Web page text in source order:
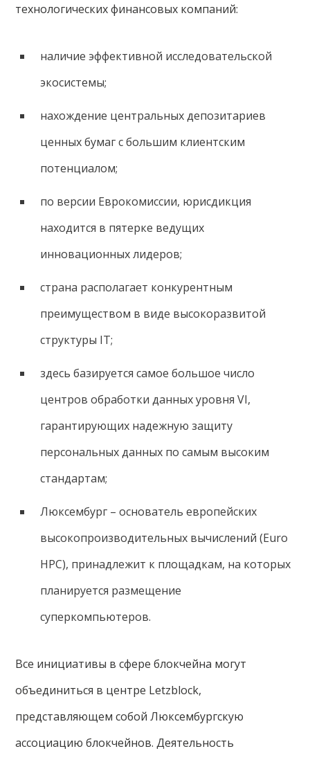
технологических финансовых компаний:
наличие эффективной исследовательской
экосистемы;
нахождение центральных депозитариев
ценных бумаг с большим клиентским
потенциалом;
по версии Еврокомиссии, юрисдикция
находится в пятерке ведущих
инновационных лидеров;
страна располагает конкурентным
преимуществом в виде высокоразвитой
структуры IT;
здесь базируется самое большое число
центров обработки данных уровня VI,
гарантирующих надежную защиту
персональных данных по самым высоким
стандартам;
Люксембург – основатель европейских
высокопроизводительных вычислений (Euro
HPC), принадлежит к площадкам, на которых
планируется размещение
суперкомпьютеров.
Все инициативы в сфере блокчейна могут
объединиться в центре Letzblock,
представляющем собой Люксембургскую
ассоциацию блокчейнов. Деятельность